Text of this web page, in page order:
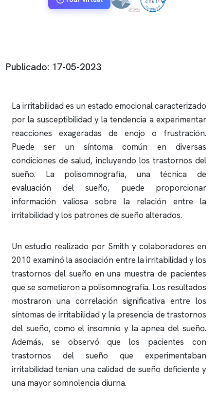
Publicado: 17-05-2023
La irritabilidad es un estado emocional caracterizado
por la susceptibilidad y la tendencia a experimentar
reacciones exageradas de enojo o frustración.
Puede ser un síntoma común en diversas
condiciones de salud, incluyendo los trastornos del
sueño. La polisomnografía, una técnica de
evaluación del sueño, puede proporcionar
información valiosa sobre la relación entre la
irritabilidad y los patrones de sueño alterados.
Un estudio realizado por Smith y colaboradores en
2010 examinó la asociación entre la irritabilidad y los
trastornos del sueño en una muestra de pacientes
que se sometieron a polisomnografía. Los resultados
mostraron una correlación significativa entre los
síntomas de irritabilidad y la presencia de trastornos
del sueño, como elinsomnio y laapnea del sueño.
Además, se observó que los pacientes con
trastornos del sueño que experimentaban
irritabilidad tenían una calidad de sueño deficiente y
una mayor somnolencia diurna.